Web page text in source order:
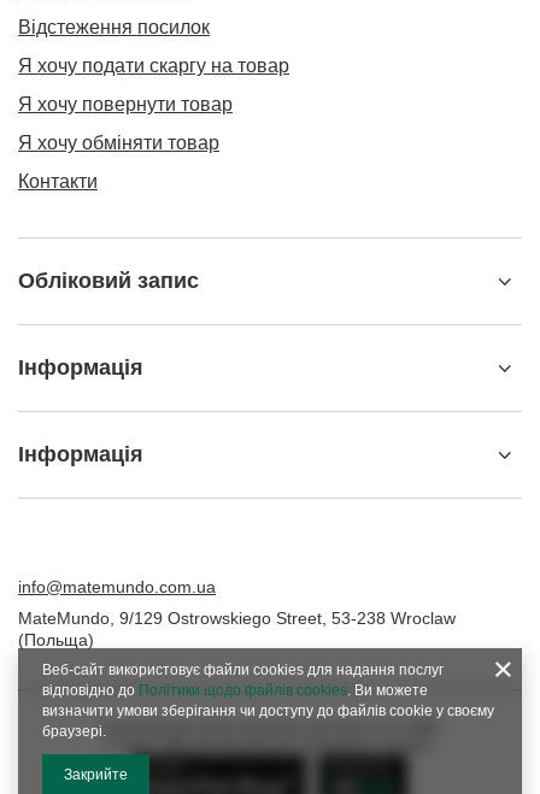
Відстеження посилок
Я хочу подати скаргу на товар
Я хочу повернути товар
Я хочу обміняти товар
Контакти
Обліковий запис
Інформація
Інформація
info@matemundo.com.ua
MateMundo 9/129 Ostrowskiego Street 53-238 Wroclaw
(Польща)
У магазині ми представляємо ціни брутто (з ПДВ).
Веб-сайт використовує файли cookies для надання послуг
відповідно до Політики щодо файлів cookies. Ви можете
визначити умови зберігання чи доступу до файлів cookie у своєму
браузері.
Закрийте